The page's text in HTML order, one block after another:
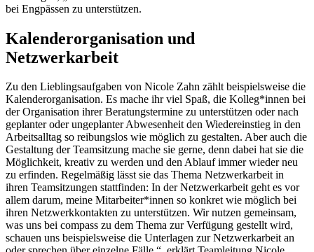
bei Engpässen zu unterstützen.
Kalenderorganisation und
Netzwerkarbeit
Zu den Lieblingsaufgaben von Nicole Zahn zählt beispielsweise die
Kalenderorganisation. Es mache ihr viel Spaß, die Kolleg*innen bei
der Organisation ihrer Beratungstermine zu unterstützen oder nach
geplanter oder ungeplanter Abwesenheit den Wiedereinstieg in den
Arbeitsalltag so reibungslos wie möglich zu gestalten. Aber auch die
Gestaltung der Teamsitzung mache sie gerne, denn dabei hat sie die
Möglichkeit, kreativ zu werden und den Ablauf immer wieder neu
zu erfinden. Regelmäßig lässt sie das Thema Netzwerkarbeit in
ihren Teamsitzungen stattfinden: In der Netzwerkarbeit geht es vor
allem darum, meine Mitarbeiter*innen so konkret wie möglich bei
ihren Netzwerkkontakten zu unterstützen. Wir nutzen gemeinsam,
was uns bei compass zu dem Thema zur Verfügung gestellt wird,
schauen uns beispielsweise die Unterlagen zur Netzwerkarbeit an